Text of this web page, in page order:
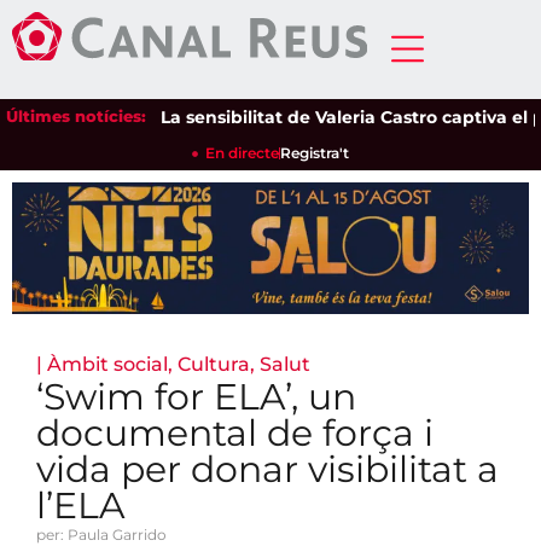
Últimes notícies:La sensibilitat de Valeria Castro captiva el
En directeRegistra't
| Àmbit social, Cultura, Salut
‘Swim for ELA’, un
documental de força i
vida per donar visibilitat a
l’ELA
per: Paula Garrido